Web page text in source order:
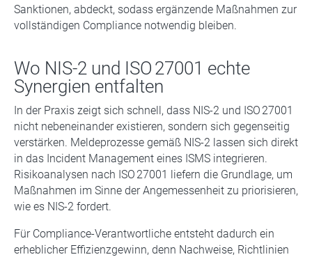
Sanktionen, abdeckt, sodass ergänzende Maßnahmen zur
vollständigen Compliance notwendig bleiben.
Wo NIS-2 und ISO 27001 echte
Synergien entfalten
In der Praxis zeigt sich schnell, dass NIS-2 und ISO 27001
nicht nebeneinander existieren, sondern sich gegenseitig
verstärken. Meldeprozesse gemäß NIS-2 lassen sich direkt
in das Incident Management eines ISMS integrieren.
Risikoanalysen nach ISO 27001 liefern die Grundlage, um
Maßnahmen im Sinne der Angemessenheit zu priorisieren,
wie es NIS-2 fordert.
Für Compliance-Verantwortliche entsteht dadurch ein
erheblicher Effizienzgewinn, denn Nachweise, Richtlinien